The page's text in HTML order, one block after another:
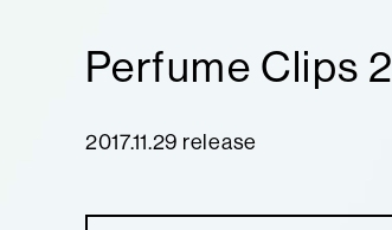
Perfume Clips 2
2017.11.29 release